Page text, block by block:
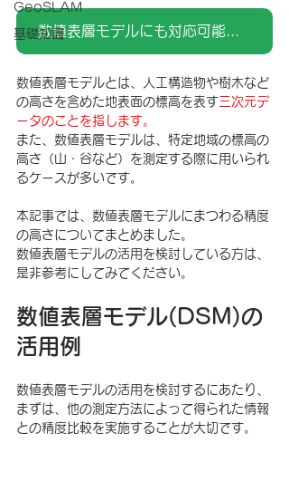
GeoSLAM
基礎知識 数値表層モデルにも対応可能なソフトウェア「PIX4Dmapper」に関するページはこちら
数値表層モデルとは、人工構造物や樹木など
の高さを含めた地表面の標高を表す三次元デ
ータのことを指します。
また、数値表層モデルは、特定地域の標高の
高さ（山・谷など）を測定する際に用いられ
るケースが多いです。
本記事では、数値表層モデルにまつわる精度
の高さについてまとめました。
数値表層モデルの活用を検討している方は、
是非参考にしてみてください。
​数値表層モデル(DSM)の
活用例
​数値表層モデルの活用を検討するにあたり、
まずは、他の測定方法によって得られた情報
との精度比較を実施することが大切です。